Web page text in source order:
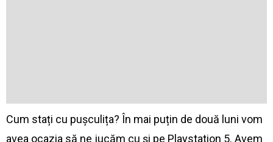
Cum stați cu pușculița? În mai puțin de două luni vom
avea ocazia să ne jucăm cu și pe Playstation 5. Avem